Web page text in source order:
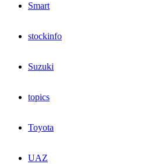
Smart
stockinfo
Suzuki
topics
Toyota
UAZ